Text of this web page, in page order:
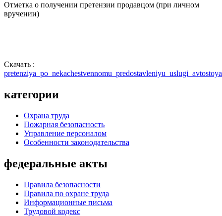
Отметка о получении претензии продавцом (при личном
вручении)
Скачать :
категории
Охрана труда
Пожарная безопасность
Управление персоналом
Особенности законодательства
федеральные акты
Правила безопасности
Правила по охране труда
Информационные письма
Трудовой кодекс